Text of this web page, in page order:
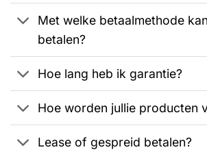
Met welke betaalmethode
betalen?
Hoe lang heb ik garantie?
Hoe worden jullie producten
Lease of gespreid betalen?